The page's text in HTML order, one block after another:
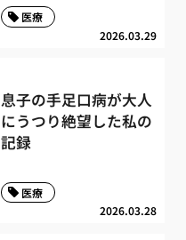
2026.03.29
医療
息子の手足口病が大人
にうつり絶望した私の
記録
2026.03.28
医療